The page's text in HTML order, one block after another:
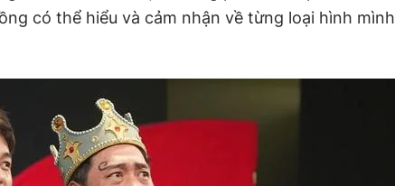
có thể hiểu và cảm nhận về từng loại hình mình